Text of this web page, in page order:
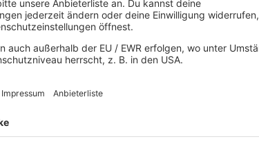
Verletzlichkeit sowie der räumlichen Distanz der einzelnen
Weite und großer erzählerischer Kraft. „Let All That We
des Lebens und die Stärke, die aus Verletzlichkeit entstehen
90er und Ihr habt nun gleich zweimal die Gelegenheit sie 2026